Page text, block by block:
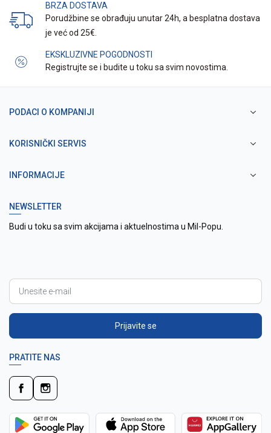
BRZA DOSTAVA
Porudžbine se obrađuju unutar 24h, a besplatna dostava
je već od 25€.
EKSKLUZIVNE POGODNOSTI
Registrujte se i budite u toku sa svim novostima.
PODACI O KOMPANIJI
KORISNIČKI SERVIS
INFORMACIJE
NEWSLETTER
Budi u toku sa svim akcijama i aktuelnostima u Mil-Popu.
Prijavite se
PRATITE NAS